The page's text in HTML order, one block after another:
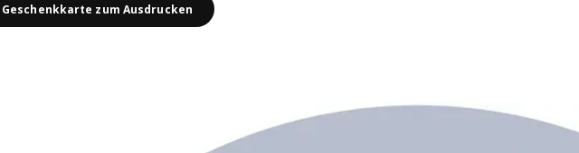
Geschenkkarte zum Ausdrucken